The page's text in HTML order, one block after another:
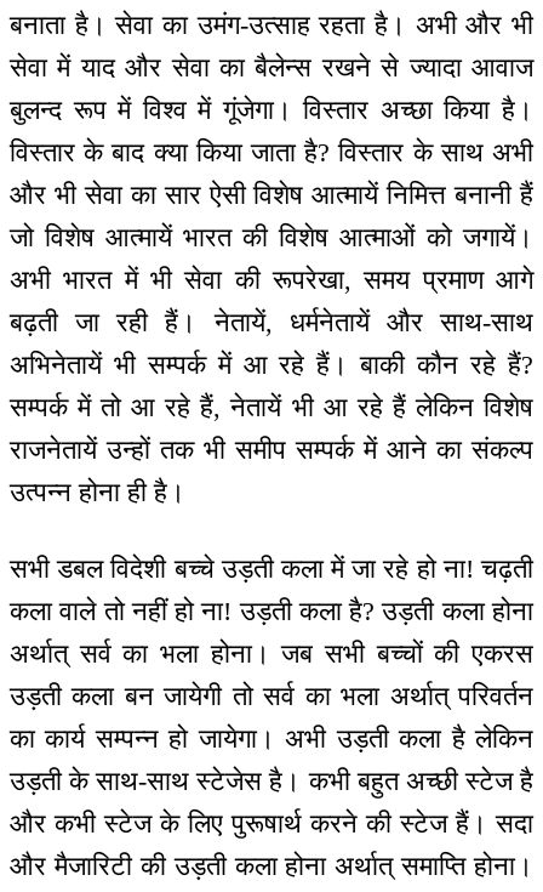
बनाता है। सेवा का उमंग-उत्साह रहता है। अभी और भी
सेवा में याद और सेवा का बैलेन्स रखने से ज्यादा आवाज
बुलन्द रूप में विश्व में गूंजेगा। विस्तार अच्छा किया है।
विस्तार के बाद क्या किया जाता है? विस्तार के साथ अभी
और भी सेवा का सार ऐसी विशेष आत्मायें निमित्त बनानी हैं
जो विशेष आत्मायें भारत की विशेष आत्माओं को जगायें।
अभी भारत में भी सेवा की रूपरेखा, समय प्रमाण आगे
बढ़ती जा रही हैं। नेतायें, धर्मनेतायें और साथ-साथ
अभिनेतायें भी सम्पर्क में आ रहे हैं। बाकी कौन रहे हैं?
सम्पर्क में तो आ रहे हैं, नेतायें भी आ रहे हैं लेकिन विशेष
राजनेतायें उन्हों तक भी समीप सम्पर्क में आने का संकल्प
उत्पन्न होना ही है।
सभी डबल विदेशी बच्चे उड़ती कला में जा रहे हो ना! चढ़ती
कला वाले तो नहीं हो ना! उड़ती कला है? उड़ती कला होना
अर्थात् सर्व का भला होना। जब सभी बच्चों की एकरस
उड़ती कला बन जायेगी तो सर्व का भला अर्थात् परिवर्तन
का कार्य सम्पन्न हो जायेगा। अभी उड़ती कला है लेकिन
उड़ती के साथ-साथ स्टेजेस है। कभी बहुत अच्छी स्टेज है
और कभी स्टेज के लिए पुरूषार्थ करने की स्टेज हैं। सदा
और मैजारिटी की उड़ती कला होना अर्थात् समाप्ति होना।